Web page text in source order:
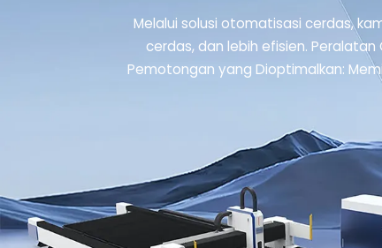
Melalui solusi otomatisasi cerdas,
cerdas, dan lebih efisien.
Pemotongan yang Dioptimalkan: